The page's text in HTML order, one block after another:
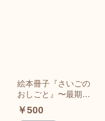
絵本冊子『さいごの
おしごと』〜最期の
数日、体の中の会話
がこんなだったらい
￥500